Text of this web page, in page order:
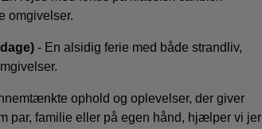
omgivelser.
- En alsidig ferie med både strandliv,
ophold og oplevelser, der giver
par, familie eller på egen hånd, hjælper vi jer